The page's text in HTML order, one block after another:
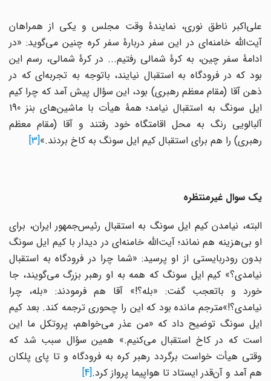
علی‌اکبر ناطق نوری، نمایندۀ وقت مجلس و یکی از همراهان
آیت‌الله خامنه‌ای در این سفر دربارۀ سفر کره چنین می‌گوید: «در
ادامۀ سفر چین، به کرۀ شمالی رفتیم... در کرۀ شمالی، رسم این
بود که در فرودگاه به استقبال نیایند، باتوجه به تجربه‌ای که در
ذهن آقا (مقام معظم رهبری) بود، این سؤال پیش آمد که چرا کیم
ایل سونگ به استقبال نیامد؛ همۀ هیأت با ماشین‌های بنز 190
آلبالویی رنگ به محل اقامتگاه خود رفتند و آقا (مقام معظم
رهبری) را هم برای استقبال کیم ایل سونگ به کاخ بردند.»[3]
یک سوال غیرمنتظره
البته، نیامدن کیم ایل سونگ به استقبال رئیس‌جمهور ایران، برای
او بی‌هزینه هم نماند؛ آیت‌الله خامنه‌ای در دیدار با کیم ایل سونگ
بدون رودربایستی از او پرسید: «شما چرا در فرودگاه به استقبال
نیامدی؟» کیم ایل سونگ که همه به او رهبر بزرگ می‌گویند، جا
خورد و باتعجب گفت: «بله؟!» آقا هم فرمودند: «بله، چرا
نیامدی؟!»مترجم مانده بود که این را چحوری ترجمه کند. بعد کیم
ایل سونگ توضیح داد که «من عذر می‌خواهم، پروتکل ما این
است که در کاخ استقبال می‌کنیم.» همین سؤال سبب شد که
وقتی هیأت خواست برگردد رهبر کره به فرودگاه و تا پای پلکان
هم آمد و آن‌قدر ایستاد تا هواپیما پرواز کرد.[4]